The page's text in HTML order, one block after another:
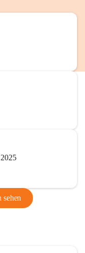
sehen